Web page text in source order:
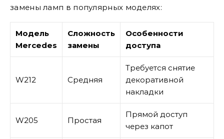
замены ламп в популярных моделях:
Модель
Mercedes
Сложность
замены
Особенности
доступа
W212 Средняя
Требуется снятие
декоративной
накладки
W205 Простая
Прямой доступ
через капот